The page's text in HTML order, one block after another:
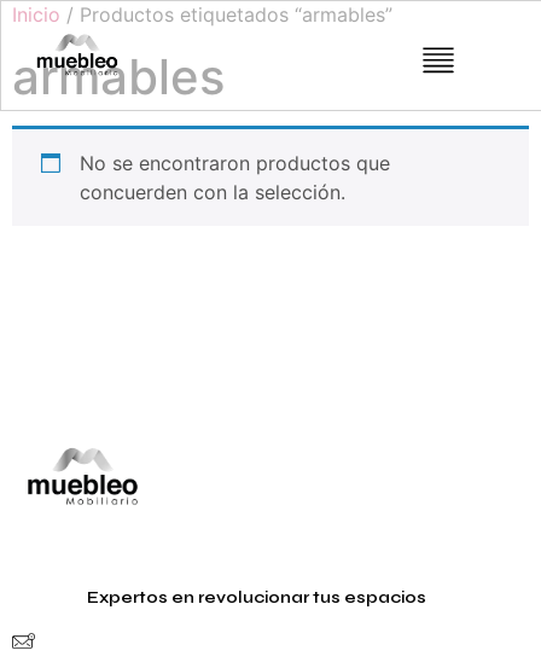
Inicio / Productos etiquetados “armables”
armables
No se encontraron productos que
concuerden con la selección.
Expertos en revolucionar tus espacios